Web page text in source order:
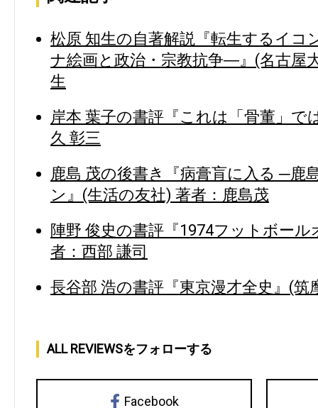
松原 知生の自著解説『転生するイ
ナ絵画と政治・宗教抗争―』(名古屋
生
岸本 葉子の書評『これは「骨董」で
久 彰三
鹿島 茂の後書き『病膏肓に入る ─鹿
ン』(生活の友社) 著者：鹿島茂
陣野 俊史の書評『1974フットボー
者：西部 謙司
長谷部 浩の書評『東京漫才全史』(筑
ALL REVIEWSをフォローする
Facebook